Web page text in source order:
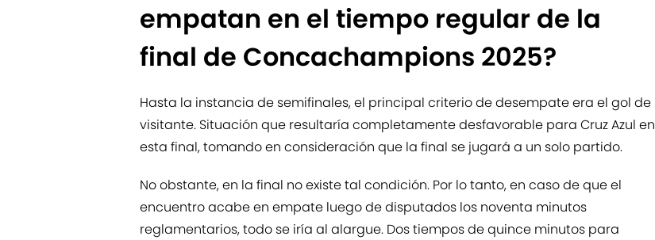
empatan en el tiempo regular de la
final de Concachampions 2025?
Hasta la instancia de semifinales, el principal criterio de desempate era el gol de
visitante. Situación que resultaría completamente desfavorable para Cruz Azul en
esta final, tomando en consideración que la final se jugará a un solo partido.
No obstante, en la final no existe tal condición. Por lo tanto, en caso de que el
encuentro acabe en empate luego de disputados los noventa minutos
reglamentarios, todo se iría al alargue. Dos tiempos de quince minutos para